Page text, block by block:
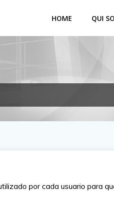
HOME QUI
por cada usuario para